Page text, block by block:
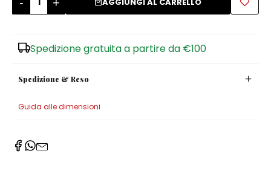
Spedizione gratuita a partire da €100
Spedizione & Reso
Guida alle dimensioni